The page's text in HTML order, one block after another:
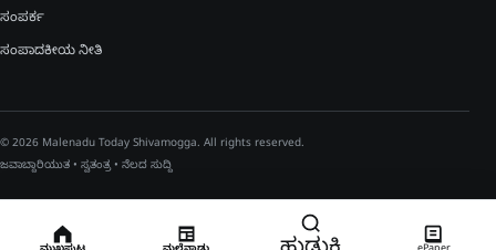
ಸಂಪರ್ಕ
ಸಂಪಾದಕೀಯ ನೀತಿ
© 2026 Malenadu Today Shivamogga. All rights reserved.
ಜವಾಬ್ದಾರಿಯುತ • ಸ್ವತಂತ್ರ • ನೆಲದ ಸುದ್ದಿ